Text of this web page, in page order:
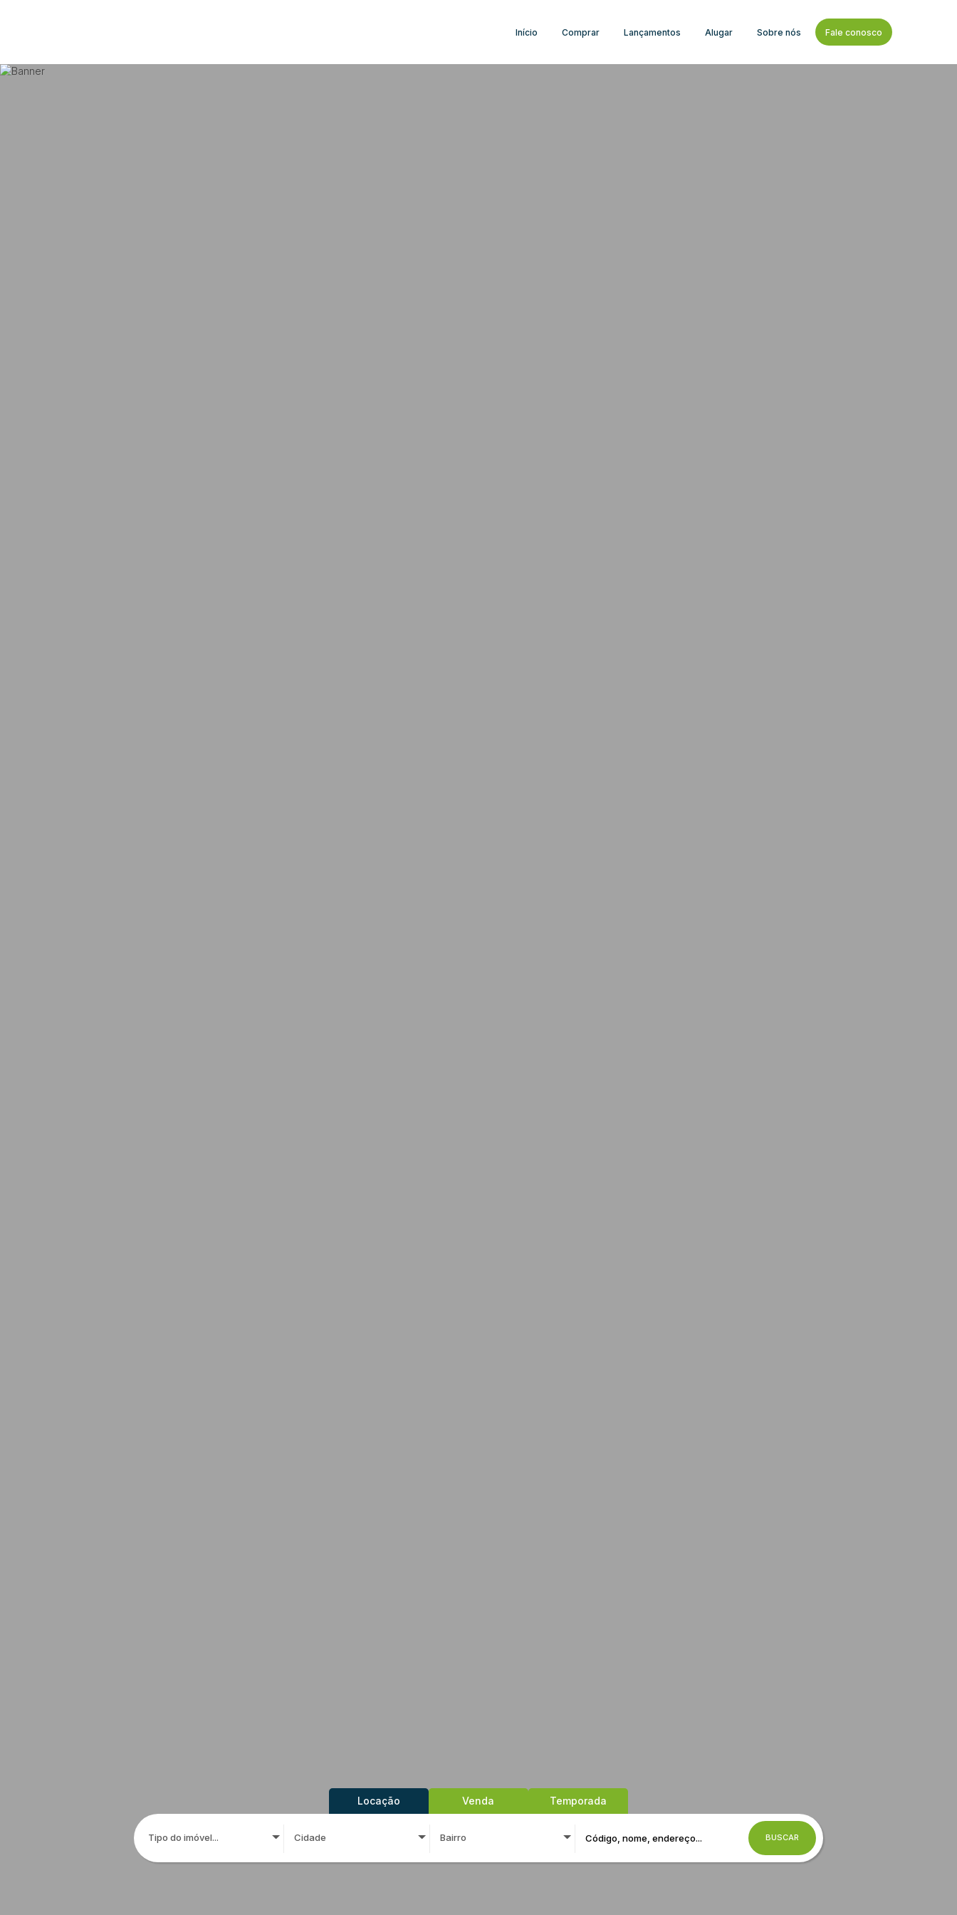
Sobre nós Fale conosco
Alugar
Lançamentos
Comprar
Início
Locação Venda Temporada
Tipo do imóvel... Cidade Bairro BUSCAR